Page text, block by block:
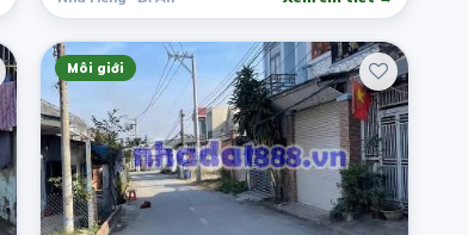
Môi giới